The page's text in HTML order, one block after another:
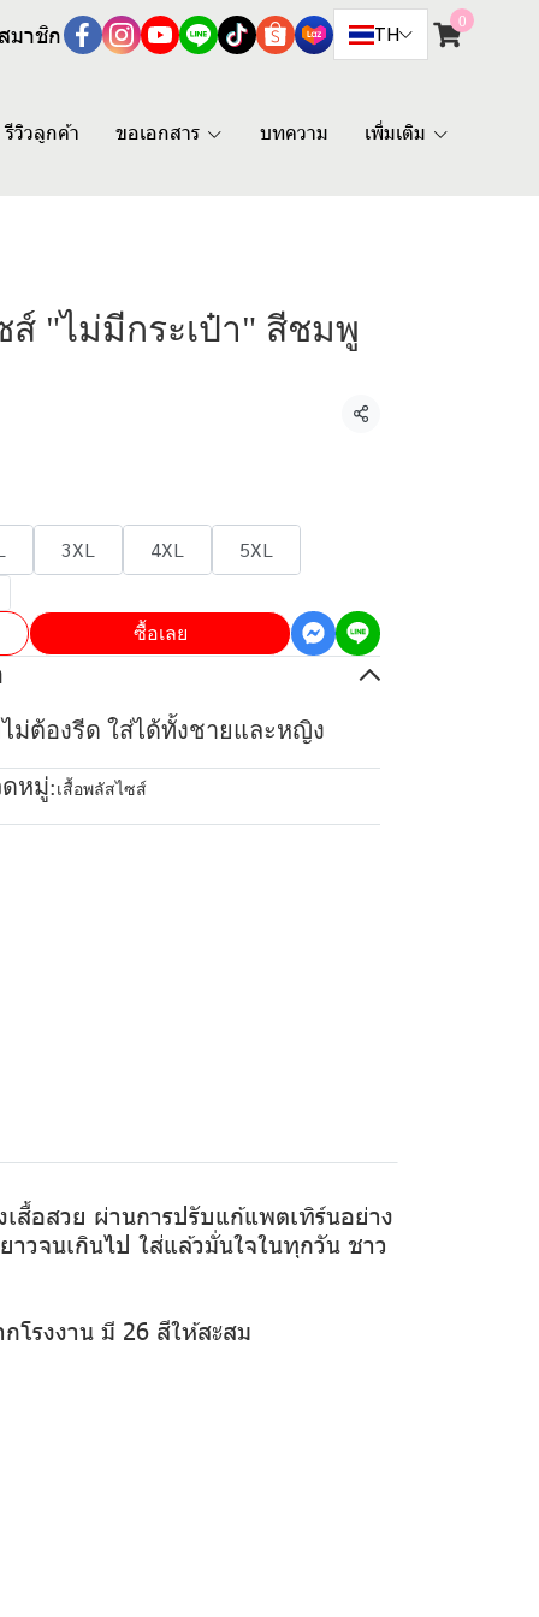
มาชิก TH
0
รีวิวลูกค้า ขอเอกสาร บทความ เพิ่มเติม
ส์ "ไม่มีกระเป๋า" สีชมพู
แชร์
3XL 4XL 5XL
ซื้อเลย
ม่ต้องรีด ใส่ได้ทั้งชายและหญิง
หมู่: เสื้อพลัสไซส์
สื้อสวย ผ่านการปรับแก้แพตเทิร์นอย่าง
วจนเกินไป ใส่แล้วมั่นใจในทุกวัน ชาว
โรงงาน มี 26 สีให้สะสม